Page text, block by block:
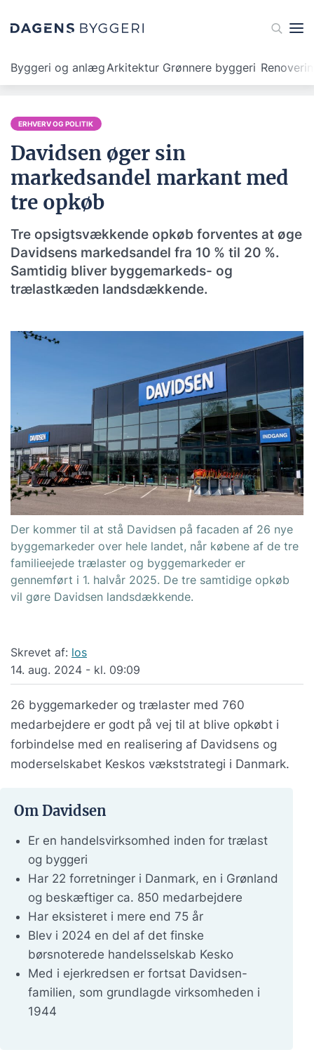
Byggeri og anlægArkitektur Grønnere byggeri
ERHVERV OG POLITIK
Davidsen øger sin
markedsandel markant med
tre opkøb
Tre opsigtsvækkende opkøb forventes at øge
Davidsens markedsandel fra 10 % til 20 %.
Samtidig bliver byggemarkeds- og
trælastkæden landsdækkende.
Der kommer til at stå Davidsen på facaden af 26 nye
byggemarkeder over hele landet, når købene af de tre
familieejede trælaster og byggemarkeder er
gennemført i 1. halvår 2025. De tre samtidige opkøb
vil gøre Davidsen landsdækkende.
Skrevet af: los
14. aug. 2024 - kl. 09:09
26 byggemarkeder og trælaster med 760
medarbejdere er godt på vej til at blive opkøbt i
forbindelse med en realisering af Davidsens og
moderselskabet Keskos vækststrategi i Danmark.
Om Davidsen
Er en handelsvirksomhed inden for trælast
og byggeri
Har 22 forretninger i Danmark, en i Grønland
og beskæftiger ca. 850 medarbejdere
Har eksisteret i mere end 75 år
Blev i 2024 en del af det finske
børsnoterede handelsselskab Kesko
Med i ejerkredsen er fortsat Davidsen-
familien, som grundlagde virksomheden i
1944